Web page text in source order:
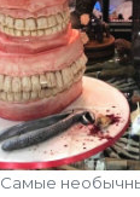
Самые